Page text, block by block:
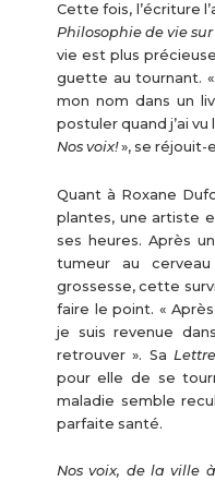
Cette fois, l’écriture
Philosophie de vie
vie est plus
guette au tournant.
mon nom dans un
postuler quand j’ai
Nos voix!», se réjouit-
Quant à Roxane
plantes, une artiste
ses heures. Après
tumeur au
grossesse, cette
faire le point. «
je suis revenue
retrouver ». Sa
pour elle de se
maladie semble
parfaite santé.
Nos voix, de la ville à